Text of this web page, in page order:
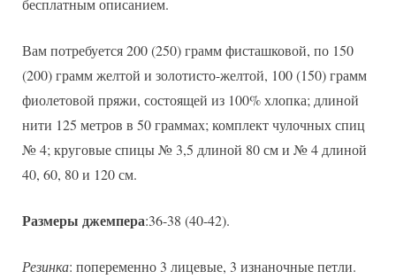
бесплатным описанием.
Вам потребуется 200 (250) грамм фисташковой, по 150
(200) грамм желтой и золотисто-желтой, 100 (150) грамм
фиолетовой пряжи, состоящей из 100% хлопка; длиной
нити 125 метров в 50 граммах; комплект чулочных спиц
№ 4; круговые спицы № 3,5 длиной 80 см и № 4 длиной
40, 60, 80 и 120 см.
Размеры джемпера:36-38 (40-42).
Резинка: попеременно 3 лицевые, 3 изнаночные петли.